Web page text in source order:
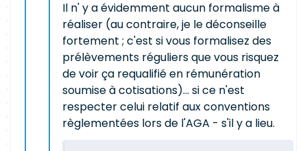
Il n' y a évidemment aucun formalisme à
réaliser (au contraire, je le déconseille
fortement ; c'est si vous formalisez des
prélèvements réguliers que vous risquez
de voir ça requalifié en rémunération
soumise à cotisations)... si ce n'est
respecter celui relatif aux conventions
règlementées lors de l'AGA - s'il y a lieu.